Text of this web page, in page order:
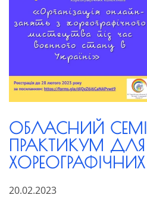
ОБЛАСНИЙ
ПРАКТИКУМ ДЛЯ
20.02.2023